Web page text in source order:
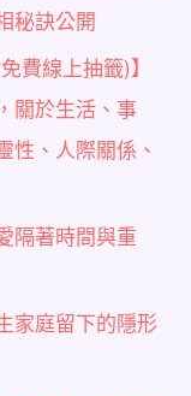
秘訣公開
費線上抽籤)】
關於生活、事
性、人際關係、
隔著時間與重
家庭留下的隱形